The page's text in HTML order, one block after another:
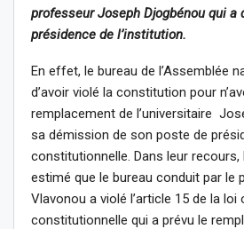
professeur Joseph Djogbénou qui a
présidence de l’institution.
En effet, le bureau de l’Assemblée
d’avoir violé la constitution pour
remplacement de l’universitaire
sa démission de son poste de
constitutionnelle. Dans leur
estimé que le bureau conduit par le
Vlavonou a violé l’article 15 de la
constitutionnelle qui a prévu le